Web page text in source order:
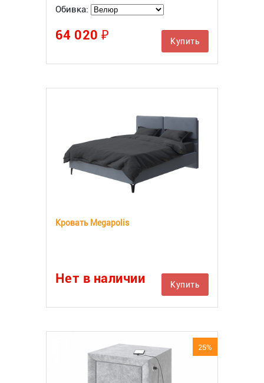
Обивка:
64 020 ₽ Купить
Кровать Megapolis
Нет в наличии Купить
25%